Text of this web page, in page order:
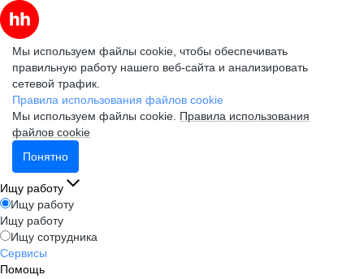
Мы используем файлы cookie, чтобы обеспечивать
правильную работу нашего веб-сайта и анализировать
сетевой трафик.
Правила использования файлов cookie
Мы используем файлы cookie. Правила использования
файлов cookie
Понятно
Ищу работу
Ищу работу
Ищу работу
Ищу сотрудника
Сервисы
Помощь